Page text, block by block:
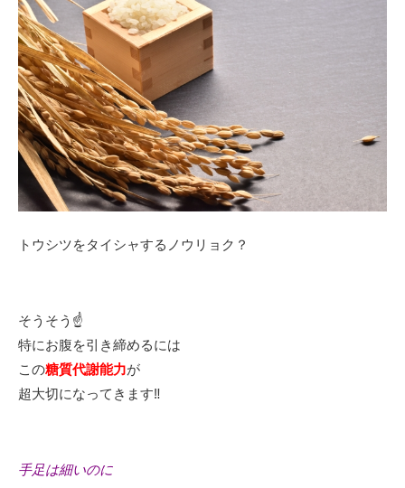
トウシツをタイシャするノウリョク？
そうそう☝️
特にお腹を引き締めるには
この糖質代謝能力が
超大切になってきます‼️
手足は細いのに